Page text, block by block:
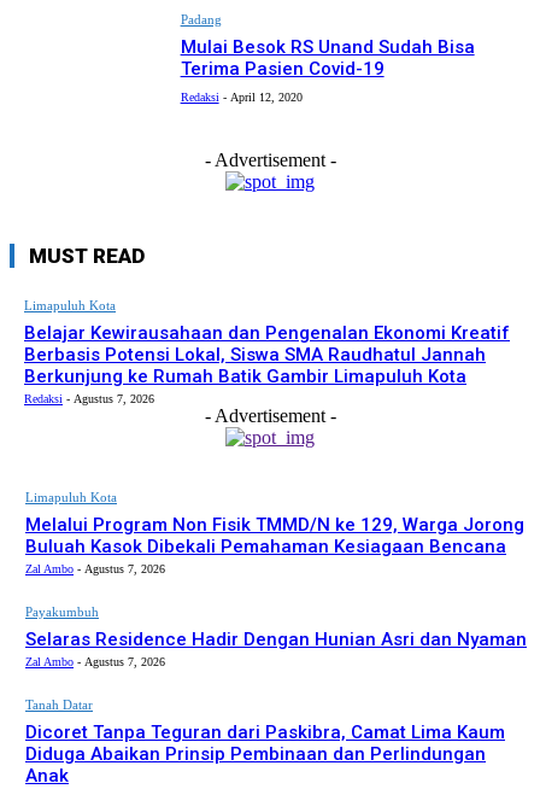
Padang
Mulai Besok RS Unand Sudah Bisa
Terima Pasien Covid-19
Redaksi - April 12, 2020
- Advertisement -
MUST READ
Limapuluh Kota
Belajar Kewirausahaan dan Pengenalan Ekonomi Kreatif
Berbasis Potensi Lokal, Siswa SMA Raudhatul Jannah
Berkunjung ke Rumah Batik Gambir Limapuluh Kota
Redaksi - Agustus 7, 2026
- Advertisement -
Limapuluh Kota
Melalui Program Non Fisik TMMD/N ke 129, Warga Jorong
Buluah Kasok Dibekali Pemahaman Kesiagaan Bencana
Zal Ambo - Agustus 7, 2026
Payakumbuh
Selaras Residence Hadir Dengan Hunian Asri dan Nyaman
Zal Ambo - Agustus 7, 2026
Tanah Datar
Dicoret Tanpa Teguran dari Paskibra, Camat Lima Kaum
Diduga Abaikan Prinsip Pembinaan dan Perlindungan
Anak